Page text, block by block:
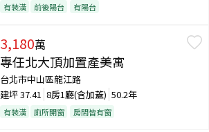
有裝潢 前後陽台 有陽台
3,180萬
專任北大頂加置產美寓
台北市中山區龍江路
建坪37.41 8房1廳(含加蓋) 50.2年
有裝潢 廁所開窗 房間皆有窗